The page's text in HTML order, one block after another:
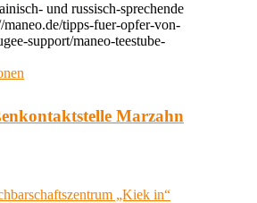
und russisch-sprechende
maneo.de/tipps-fuer-opfer-von-
support/maneo-teestube-
Marzahn
„Kiek in“